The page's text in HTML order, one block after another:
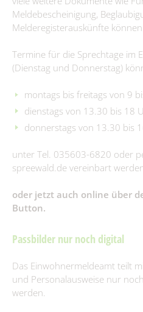
Ausschreibungen/Vergaben
Vergebene Aufträge
Immobilienausschreibungen
Interessenbekundungsverfahren
Burger Spreewaldzeitung
115 - Die
Grundsteuerreform
Publikationen
Aus Kita & Hort
#WIRsindBurg #SMY
Glasfaserausbau
Grußwort
Gemeinden
Briesen/Brjazyna
Burg (Spreewald)/Bórkowy (Błota)
Dissen-Striesow/Dešno-Strjažow
Guhrow/Góry
Schmogrow-Fehrow/Smogorjow-
Förderprojekte
Der Amtsdirektor
Amt II – Finanzverwaltung
Amt III – Bauverwaltung
Amt IV –
Amt V - Tourismus
Bauhof
Trink- &
Standesamt
Beauftragte
Kommunalpolitik/
Bürgerservice
Was erledige ich wo?
Standesamt
Kontakt & Sprechzeiten
Gewidmete Trauorte
Trautermine
Friedhofsverwaltung
Bauen & Wohnen
Satzungen &
Kur- & Tourismusbeitrag
Geoportal
Schiedsstelle
Meldebescheinigung,
Melderegisterauskünfte
Termine für die Sprechtage im
(Dienstag und Donnerstag)
montags bis freitags von 9
dienstags von 13.30 bis 18
donnerstags von 13.30 bis
unter Tel. 035603-6820 oder
spreewald.de vereinbart
oder jetzt auch online über
Button.
Passbilder nur noch digital
Das Einwohnermeldeamt teilt
und Personalausweise nur
werden.